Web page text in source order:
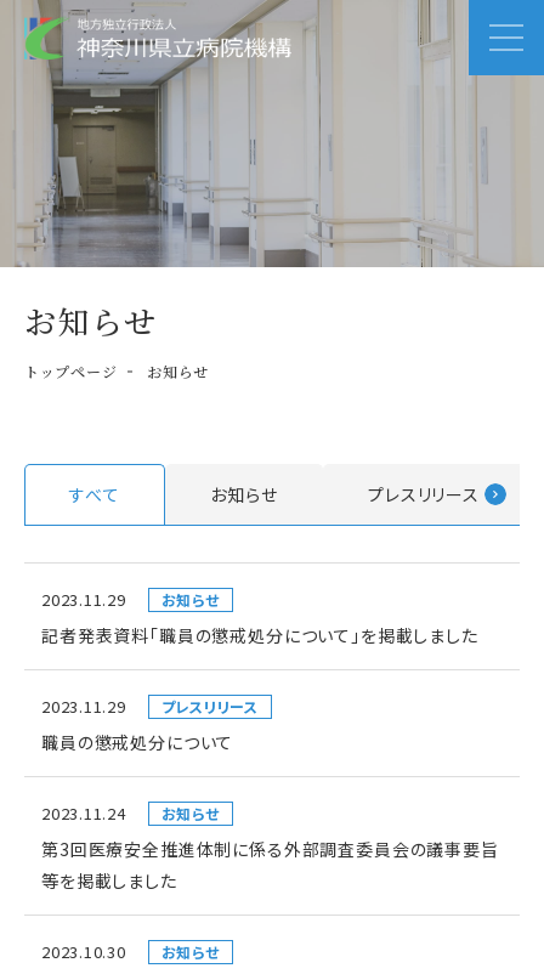
お知らせ
トップページ お知らせ
すべて お知らせ プレスリリース
2023.11.29 お知らせ
記者発表資料「職員の懲戒処分について」を掲載しました
2023.11.29 プレスリリース
職員の懲戒処分について
2023.11.24 お知らせ
第3回医療安全推進体制に係る外部調査委員会の議事要旨
等を掲載しました
2023.10.30 お知らせ